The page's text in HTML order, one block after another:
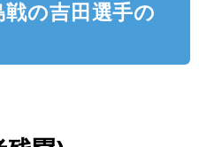
戦の吉田選手の